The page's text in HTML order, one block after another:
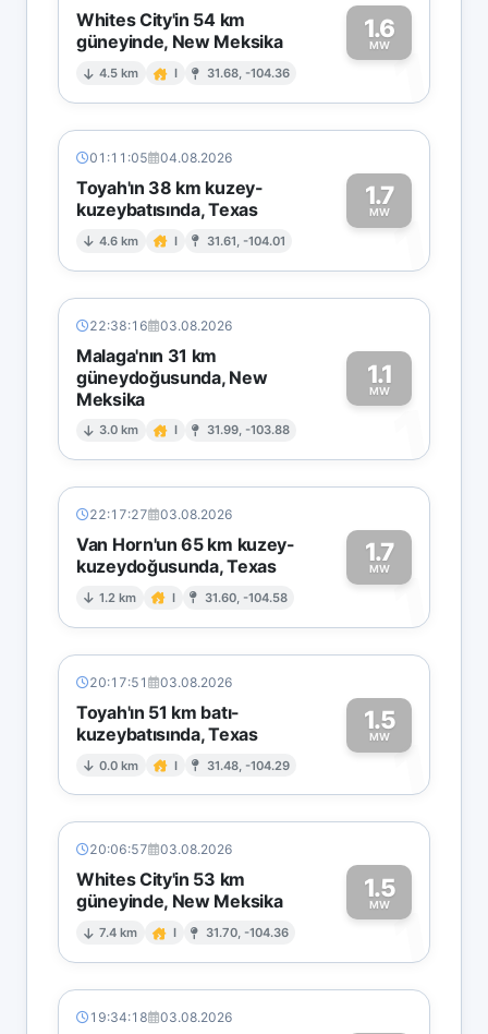
Whites City'in 54 km
güneyinde, New Meksika
4.5 km I 31.68, -104.36
1.6
MW1
01:11:05 04.08.2026
Toyah'ın 38 km kuzey-
kuzeybatısında, Texas
4.6 km I 31.61, -104.01
1.7
MW1
22:38:16 03.08.2026
Malaga'nın 31 km
güneydoğusunda, New
Meksika
3.0 km I 31.99, -103.88
1.1
MW
1
22:17:27 03.08.2026
Van Horn'un 65 km kuzey-
kuzeydoğusunda, Texas
1.2 km I 31.60, -104.58
1.7
MW1
20:17:51 03.08.2026
Toyah'ın 51 km batı-
kuzeybatısında, Texas
0.0 km I 31.48, -104.29
1.5
MW1
20:06:57 03.08.2026
Whites City'in 53 km
güneyinde, New Meksika
7.4 km I 31.70, -104.36
1.5
MW1
19:34:18 03.08.2026